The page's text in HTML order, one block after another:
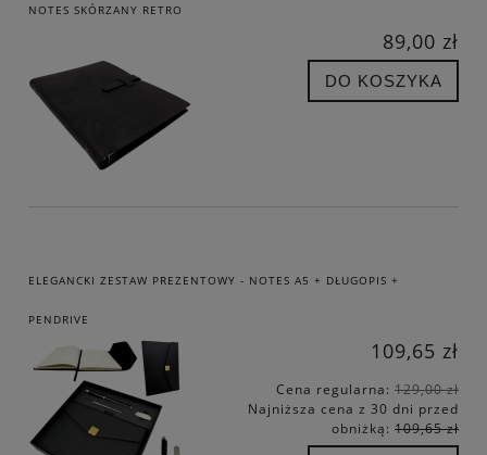
NOTES SKÓRZANY RETRO
89,00 zł
DO KOSZYKA
ELEGANCKI ZESTAW PREZENTOWY - NOTES A5 + DŁUGOPIS +
PENDRIVE
109,65 zł
Cena regularna: 129,00 zł
Najniższa cena z 30 dni przed
obniżką: 109,65 zł